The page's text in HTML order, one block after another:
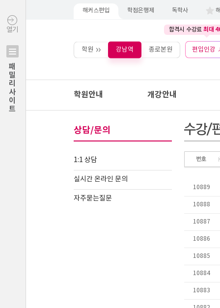
열기
패밀리사이트
해커스편입 학점은행제 독학사
합격시 수강료 최대
학원 강남역 종로본원 편입인강
학원안내 개강안내
상담/문의
1:1 상담
실시간 온라인 문의
자주묻는질문